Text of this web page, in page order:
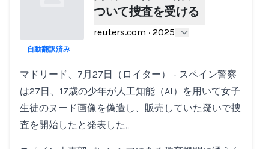
ついて捜査を受ける
reuters.com · 2025
自動翻訳済み
マドリード、7月27日（ロイター） - スペイン警察
は27日、17歳の少年が人工知能（AI）を用いて女子
生徒のヌード画像を偽造し、販売していた疑いで捜
査を開始したと発表した。